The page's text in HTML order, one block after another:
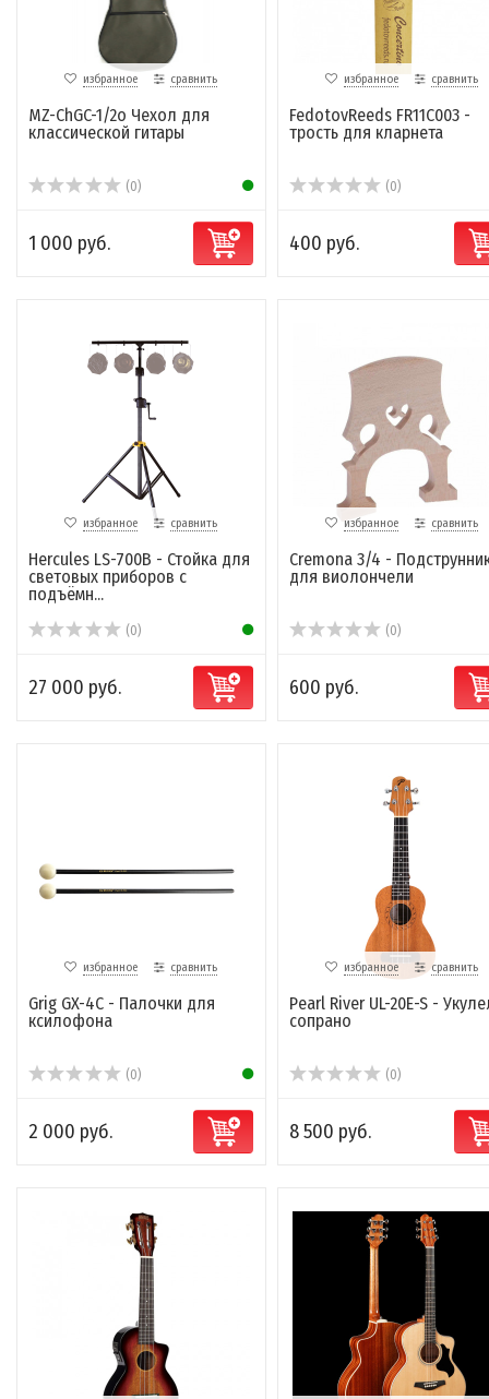
избранное сравнить
MZ-ChGC-1/2o Чехол для
классической гитары
(0)
1 000 руб.
избранное сравнить
FedotovReeds FR11C003 -
трость для кларнета
(0)
400 руб.
избранное сравнить
Hercules LS-700B - Стойка для
световых приборов с
подъёмн...
(0)
27 000 руб.
избранное сравнить
Cremona 3/4 -
для виолончели
(0)
600 руб.
избранное сравнить
Grig GX-4C - Палочки для
ксилофона
(0)
2 000 руб.
избранное сравнить
Pearl River UL-20E-S -
сопрано
(0)
8 500 руб.